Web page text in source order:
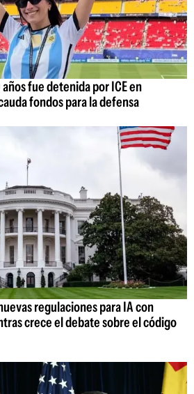
fue detenida por ICE en
fondos para la defensa
regulaciones para IA con
crece el debate sobre el código